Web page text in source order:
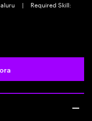
|
Required Skill: